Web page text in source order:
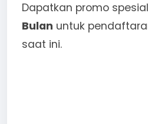
Dapatkan promo spesial
Bulan untuk
saat ini.